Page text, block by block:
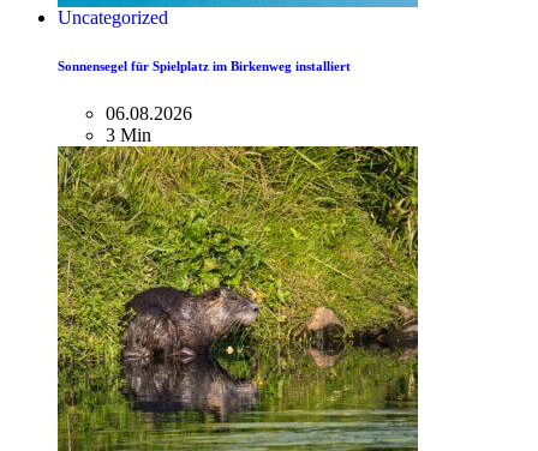
Uncategorized
Sonnensegel für Spielplatz im Birkenweg installiert
06.08.2026
3 Min